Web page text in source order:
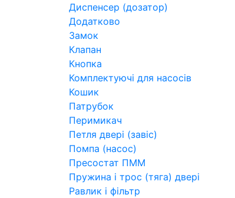
Диспенсер (дозатор)
Додатково
Замок
Клапан
Кнопка
Комплектуючі для насосів
Кошик
Патрубок
Перимикач
Петля двері (завіс)
Помпа (насос)
Пресостат ПММ
Пружина і трос (тяга) двері
Равлик і фільтр